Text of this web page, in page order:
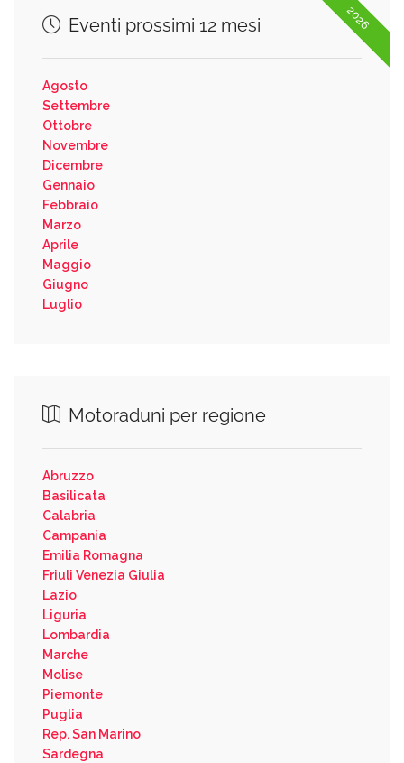
2026
Eventi prossimi 12 mesi
Agosto
Settembre
Ottobre
Novembre
Dicembre
Gennaio
Febbraio
Marzo
Aprile
Maggio
Giugno
Luglio
Motoraduni per regione
Abruzzo
Basilicata
Calabria
Campania
Emilia Romagna
Friuli Venezia Giulia
Lazio
Liguria
Lombardia
Marche
Molise
Piemonte
Puglia
Rep. San Marino
Sardegna